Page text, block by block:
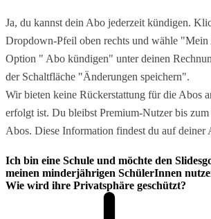
Ja, du kannst dein Abo jederzeit kündigen.
Dropdown-Pfeil oben rechts und wähle
Option " Abo kündigen" unter deinen
der Schaltfläche "Änderungen speichern".
Wir bieten keine Rückerstattung für die Abos
erfolgt ist. Du bleibst Premium-Nutzer bis
Abos. Diese Information findest du auf deiner
Ich bin eine Schule und möchte den
meinen minderjährigen SchülerInnen
Wie wird ihre Privatsphäre geschützt?